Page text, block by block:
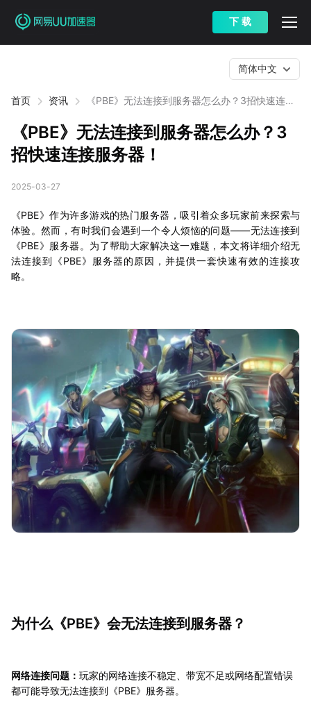
下 载
首页 资讯
《PBE》无法连接到服务器怎么办？3招快速连接
简体中文
《PBE》无法连接到服务器怎么办？3
招快速连接服务器！
2025-03-27
《PBE》作为许多游戏的热门服务器，吸引着众多玩家前来探索与
体验。然而，有时我们会遇到一个令人烦恼的问题——无法连接到
《PBE》服务器。为了帮助大家解决这一难题，本文将详细介绍无
法连接到《PBE》服务器的原因，并提供一套快速有效的连接攻
略。
为什么《PBE》会无法连接到服务器？
网络连接问题： 玩家的网络连接不稳定、带宽不足或网络配置错误
都可能导致无法连接到《PBE》服务器。